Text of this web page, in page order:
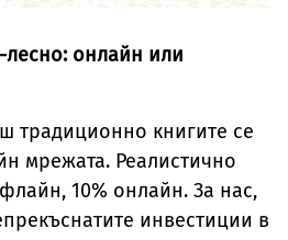
онлайн или
традиционно книгите се
мрежата. Реалистично
10% онлайн. За нас,
инвестиции в